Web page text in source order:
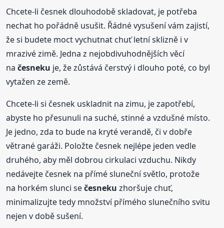
Chcete-li česnek dlouhodobě skladovat, je potřeba
nechat ho pořádně usušit. Řádné vysušení vám zajistí,
že si budete moct vychutnat chuť letní sklizně i v
mrazivé zimě. Jedna z nejobdivuhodnějších věcí
načesneku je, že zůstává čerstvý i dlouho poté, co byl
vytažen ze země.
Chcete-li si česnek uskladnit na zimu, je zapotřebí,
abyste ho přesunuli na suché, stinné a vzdušné místo.
Je jedno, zda to bude na kryté verandě, či v dobře
větrané garáži. Položte česnek nejlépe jeden vedle
druhého, aby měl dobrou cirkulaci vzduchu. Nikdy
nedávejte česnek na přímé sluneční světlo, protože
na horkém slunci sečesneku zhoršuje chuť,
minimalizujte tedy množství přímého slunečního svitu
nejen v době sušení.